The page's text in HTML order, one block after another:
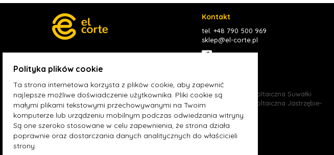
Kontakt
tel. +48 790 500 969
sklep@el-corte.pl
Hurtownia fotowoltaiczna Rybnik
Hurtownia fotowoltaiczna Konin
Hurtownia fotowoltaiczna Suwałki
Hurtownia fotowoltaiczna Jastrzębie-
Zdrój
Polityka plików cookie
Ta strona internetowa korzysta z plików cookie, aby zapewnić
najlepsze możliwe doświadczenie użytkownika. Pliki cookie są
małymi plikami tekstowymi przechowywanymi na Twoim
komputerze lub urządzeniu mobilnym podczas odwiedzania witryny.
Są one szeroko stosowane w celu zapewnienia, że strona działa
poprawnie oraz dostarczania danych analitycznych do właścicieli
strony.